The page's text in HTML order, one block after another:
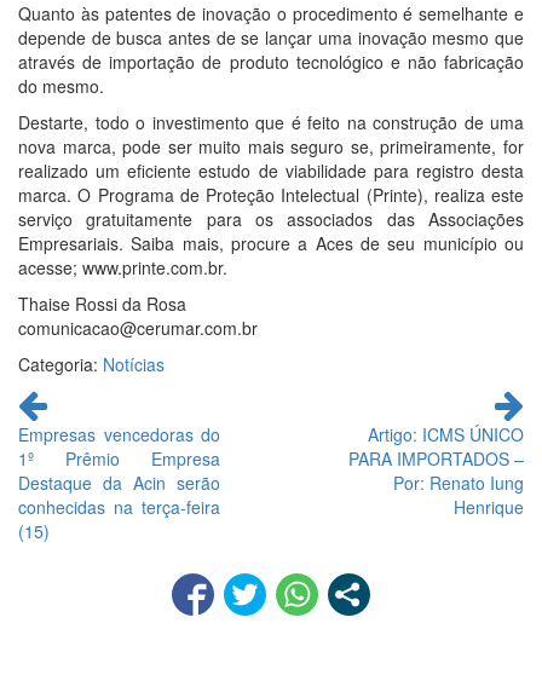
Quanto às patentes de inovação o procedimento é semelhante e
depende de busca antes de se lançar uma inovação mesmo que
através de importação de produto tecnológico e não fabricação
do mesmo.
Destarte, todo o investimento que é feito na construção de uma
nova marca, pode ser muito mais seguro se, primeiramente, for
realizado um eficiente estudo de viabilidade para registro desta
marca. O Programa de Proteção Intelectual (Printe), realiza este
serviço gratuitamente para os associados das Associações
Empresariais. Saiba mais, procure a Aces de seu município ou
acesse; www.printe.com.br.
Thaise Rossi da Rosa
comunicacao@cerumar.com.br
Categoria: Notícias
Continue
lendo
Empresas vencedoras do
1º Prêmio Empresa
Destaque da Acin serão
conhecidas na terça-feira
(15)
Artigo: ICMS ÚNICO
PARA IMPORTADOS –
Por: Renato Iung
Henrique